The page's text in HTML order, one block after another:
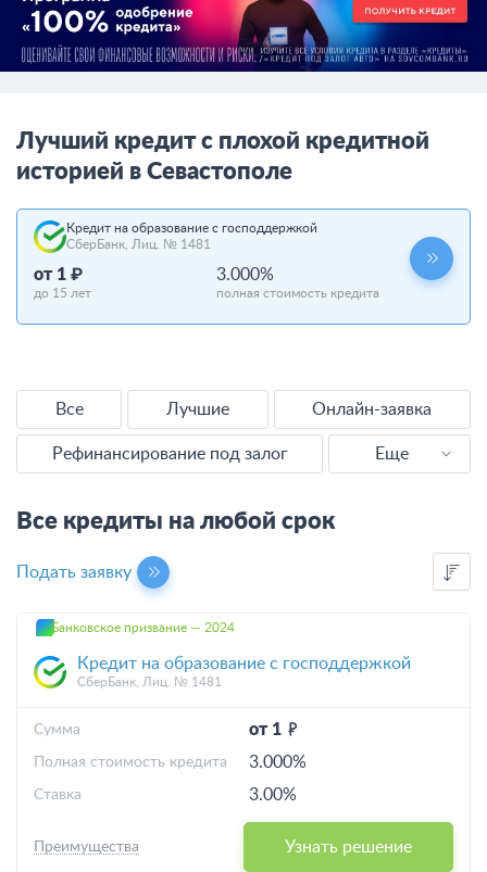
Лучший кредит с плохой кредитной
историей в Севастополе
Кредит на образование с господдержкой
СберБанк, Лиц. № 1481
до 15 лет
от 1 ₽
полная стоимость кредита
3.000%
Все Лучшие Онлайн-заявка
Рефинансирование под залог
Еще
Наличными
Без справок
Все кредиты на любой срок
Подать заявку
Банковское призвание — 2024
Кредит на образование с господдержкой
СберБанк, Лиц. № 1481
от 1
Cумма
3.000%
Полная стоимость кредита
3.00%
Ставка
Узнать решение
Преимущества